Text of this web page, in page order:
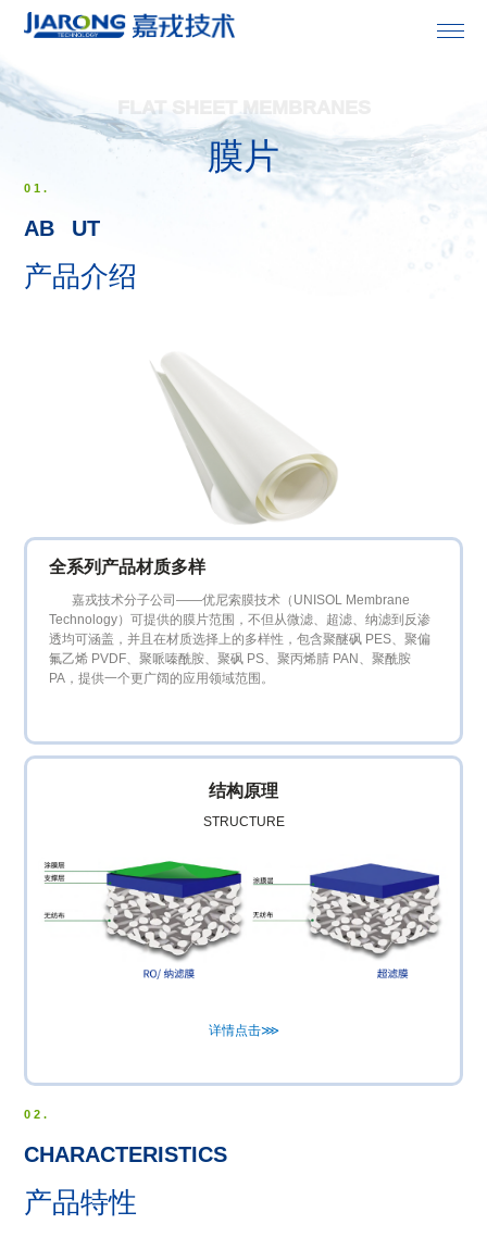
首页
膜产品
成套设备
新闻资讯
投资者关系
FLAT SHEET MEMBRANES
膜片
01.
AB UT
产品介绍
全系列产品材质多样
嘉戎技术分子公司——优尼索膜技术（UNISOL Membrane
Technology）可提供的膜片范围，不但从微滤、超滤、纳滤到反渗
透均可涵盖，并且在材质选择上的多样性，包含聚醚砜 PES、聚偏
氟乙烯 PVDF、聚哌嗪酰胺、聚砜 PS、聚丙烯腈 PAN、聚酰胺
PA，提供一个更广阔的应用领域范围。
结构原理
STRUCTURE
详情点击⋙
02.
CHARACTERISTICS
产品特性